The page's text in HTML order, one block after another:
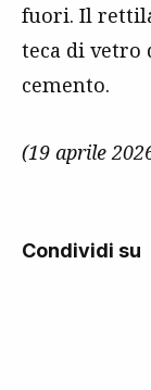
fuori. Il
teca di vetro
cemento.
(19 aprile
Condividi su